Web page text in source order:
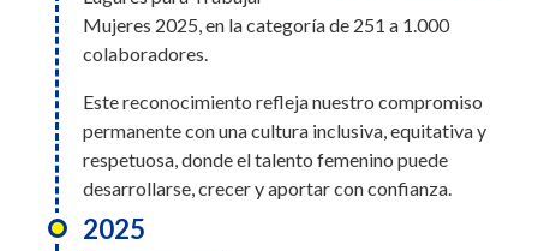
construcción de una cultura basada en la
confianza, el respeto y el bienestar. ¡Gracias a todos
por ser parte de este logro!
2026
Eurofarma Perú fue
reconocida en la edición
2026 de Great Place to
Mujeres 2025, en la categoría de 251 a 1.000
colaboradores.
Este reconocimiento refleja nuestro compromiso
permanente con una cultura inclusiva, equitativa y
respetuosa, donde el talento femenino puede
desarrollarse, crecer y aportar con confianza.
2025